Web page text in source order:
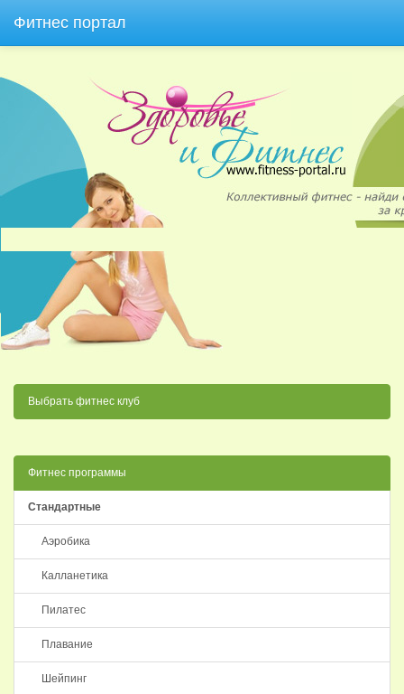
Фитнес портал
Выбрать фитнес клуб
Фитнес программы
Стандартные
Аэробика
Калланетика
Пилатес
Плавание
Шейпинг